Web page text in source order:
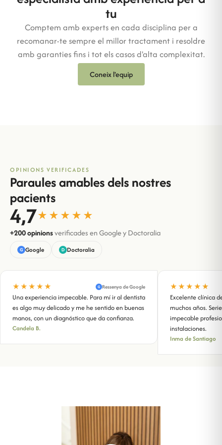
tu
Comptem amb experts en cada disciplina per a
recomanar-te sempre el millor tractament i resoldre
amb garanties fins i tot els casos d'alta complexitat.
Coneix l'equip
OPINIONS VERIFICADES
Paraules amables dels nostres
pacients
4,7★★★★★
+200 opinionsverificadesen Google y Doctoralia
G Google D Doctoralia
★★★★★ G Ressenya de Google
Una experiencia impecable. Para mí ir al dentista
es algo muy delicado y me he sentido en buenas
manos, con un diagnóstico que da confianza.
Candela B.
★★★★★
Excelente clínica
muchos años.
impecable
instalaciones.
Inma de Santiago